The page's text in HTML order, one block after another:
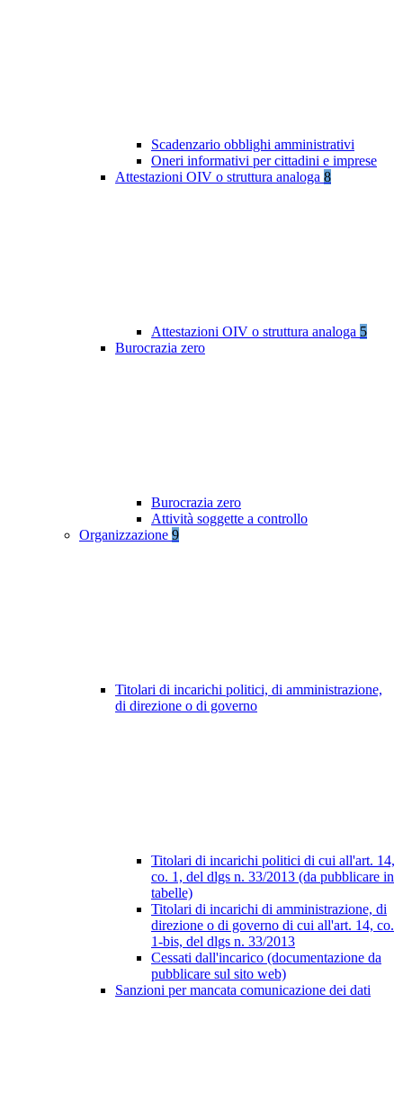
Scadenzario obblighi amministrativi
Oneri informativi per cittadini e imprese
Attestazioni OIV o struttura analoga 8
Attestazioni OIV o struttura analoga 5
Burocrazia zero
Burocrazia zero
Attività soggette a controllo
Organizzazione 9
Titolari di incarichi politici, di amministrazione,
di direzione o di governo
Titolari di incarichi politici di cui all'art. 14,
co. 1, del dlgs n. 33/2013 (da pubblicare in
tabelle)
Titolari di incarichi di amministrazione, di
direzione o di governo di cui all'art. 14, co.
1-bis, del dlgs n. 33/2013
Cessati dall'incarico (documentazione da
pubblicare sul sito web)
Sanzioni per mancata comunicazione dei dati